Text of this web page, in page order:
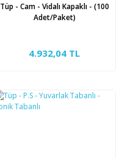
Tüp - Cam - Vidalı Kapaklı - (100
Adet/Paket)
4.932,04 TL